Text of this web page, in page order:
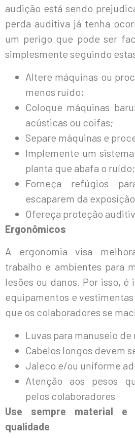
audição está sendo
perda auditiva já tenha
um perigo que pode ser
simplesmente seguindo
Altere máquinas ou
menos ruído;
Coloque máquinas
acústicas ou coifas;
Separe máquinas e
Implemente um
planta que abafa o ruído;
Forneça refúgios
escaparem da
Ofereça proteção
Ergonômicos
A ergonomia visa
trabalho e ambientes para
lesões ou danos. Por isso,
equipamentos e
que os colaboradores se
Luvas para manuseio
Cabelos longos devem
Jaleco e/ou uniforme
Atenção aos pesos
pelos colaboradores
Use sempre material e
qualidade